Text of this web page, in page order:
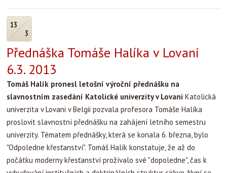
13
3
Přednáška Tomáše Halíka v Lovani
6.3. 2013
Tomáš Halík pronesl letošní výroční přednášku na
slavnostním zasedání Katolické univerzity v Lovani Katolická
univerzita v Lovani v Belgii pozvala profesora Tomáše Halíka
proslovit slavnostní přednášku na zahájení letního semestru
univerzity. Tématem přednášky, která se konala 6. března, bylo
"Odpoledne křesťanství". Tomáš Halík konstatuje, že až do
počátku moderny křesťanství prožívalo své "dopoledne", čas k